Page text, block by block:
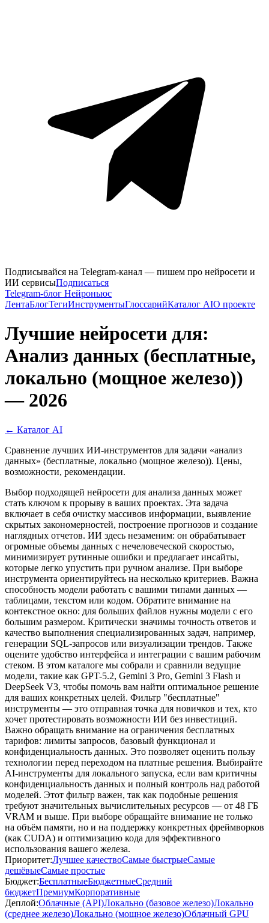
Подписывайся на Telegram-канал — пишем про нейросети и
ИИ сервисыПодписаться
Telegram-блог Нейроньюс
ЛентаБлогТегиИнструментыГлоссарийКаталог AIО проекте
Лучшие нейросети для:
Анализ данных (бесплатные,
локально (мощное железо))
— 2026
← Каталог AI
Сравнение лучших ИИ-инструментов для задачи «анализ
данных» (бесплатные, локально (мощное железо)). Цены,
возможности, рекомендации.
Выбор подходящей нейросети для анализа данных может
стать ключом к прорыву в ваших проектах. Эта задача
включает в себя очистку массивов информации, выявление
скрытых закономерностей, построение прогнозов и создание
наглядных отчетов. ИИ здесь незаменим: он обрабатывает
огромные объемы данных с нечеловеческой скоростью,
минимизирует рутинные ошибки и предлагает инсайты,
которые легко упустить при ручном анализе. При выборе
инструмента ориентируйтесь на несколько критериев. Важна
способность модели работать с вашими типами данных —
таблицами, текстом или кодом. Обратите внимание на
контекстное окно: для больших файлов нужны модели с его
большим размером. Критически значимы точность ответов и
качество выполнения специализированных задач, например,
генерации SQL-запросов или визуализации трендов. Также
оцените удобство интерфейса и интеграции с вашим рабочим
стеком. В этом каталоге мы собрали и сравнили ведущие
модели, такие как GPT-5.2, Gemini 3 Pro, Gemini 3 Flash и
DeepSeek V3, чтобы помочь вам найти оптимальное решение
для ваших конкретных целей. Фильтр "бесплатные"
инструменты — это отправная точка для новичков и тех, кто
хочет протестировать возможности ИИ без инвестиций.
Важно обращать внимание на ограничения бесплатных
тарифов: лимиты запросов, базовый функционал и
конфиденциальность данных. Это позволяет оценить пользу
технологии перед переходом на платные решения. Выбирайте
AI-инструменты для локального запуска, если вам критичны
конфиденциальность данных и полный контроль над работой
моделей. Этот фильтр важен, так как подобные решения
требуют значительных вычислительных ресурсов — от 48 ГБ
VRAM и выше. При выборе обращайте внимание не только
на объём памяти, но и на поддержку конкретных фреймворков
(как CUDA) и оптимизацию кода для эффективного
использования вашего железа.
Приоритет:Лучшее качествоСамые быстрыеСамые
дешёвыеСамые простые
Бюджет:БесплатныеБюджетныеСредний
бюджетПремиумКорпоративные
Деплой:Облачные (API)Локально (базовое железо)Локально
(среднее железо)Локально (мощное железо)Облачный GPU